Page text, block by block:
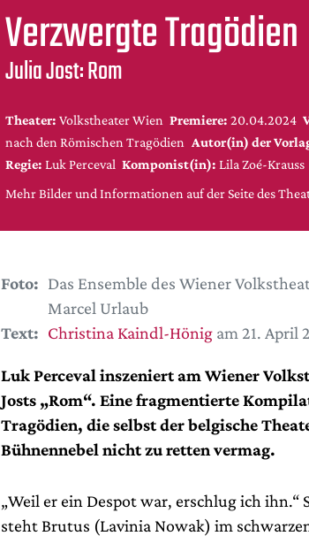
Verzwergte Tragödien
Julia Jost: Rom
Theater: Volkstheater Wien Premiere: 20.04.2024
nach den Römischen Tragödien Autor(in) der
Regie: Luk Perceval Komponist(in): Lila Zoé-Krauss
Mehr Bilder und Informationen auf der Seite des
Foto: Das Ensemble des Wiener
Marcel Urlaub
Text: Christina Kaindl-Hönigam 21. April
Luk Perceval inszeniert am Wiener
Josts „Rom“. Eine fragmentierte
Tragödien, die selbst der belgische
Bühnennebel nicht zu retten vermag.
„Weil er ein Despot war, erschlug ich
steht Brutus (Lavinia Nowak) im